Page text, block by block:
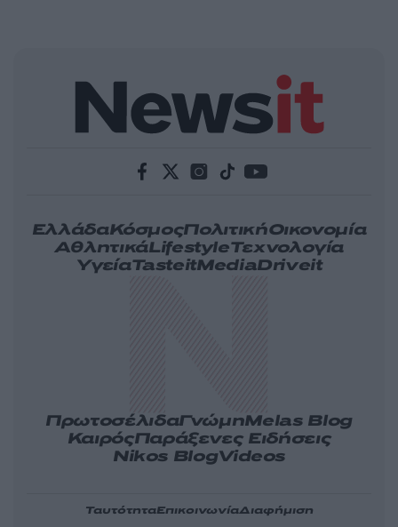
ΕλλάδαΚόσμοςΠολιτικήΟικονομία
ΑθλητικάLifestyleΤεχνολογία
ΥγείαTasteitMediaDriveit
ΠρωτοσέλιδαΓνώμηMelas Blog
ΚαιρόςΠαράξενες Ειδήσεις
Nikos BlogVideos
ΤαυτότηταΕπικοινωνίαΔιαφήμιση